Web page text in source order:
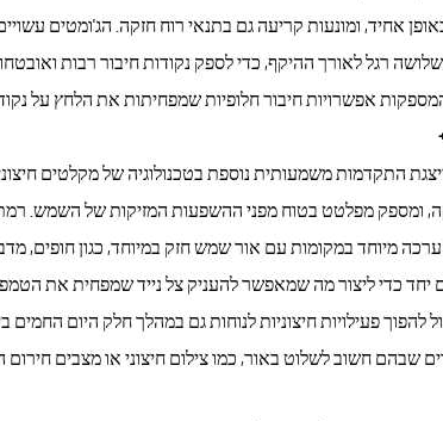
אחיד, ומונעות קריעה גם בתנאי רוח חזקה. הג'ומטים
רגל לאורך ההיקף, כדי לספק נקודות חיבור רבות
אפשרויות חיבור חלופיות שמפחיתות את הלחץ על
מזיקה, ומספק מפלטט בטוח מפני ההשפעות המזיקות של השמש.
מיוחד במקומות עם אור שמש חזק במיוחד, כגון חופים,
פעילויות חיצוניות לנוחות גם במהלך חלק היום החמים
שבהם חשוב לשלוט באור, כמו צילום חיצוני או מצבים חירום